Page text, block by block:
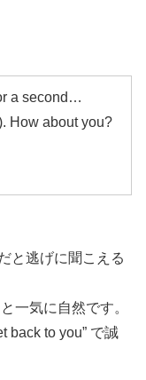
a second…
How about you?
と逃げに聞こえる
一気に自然です。
back to you” で誠